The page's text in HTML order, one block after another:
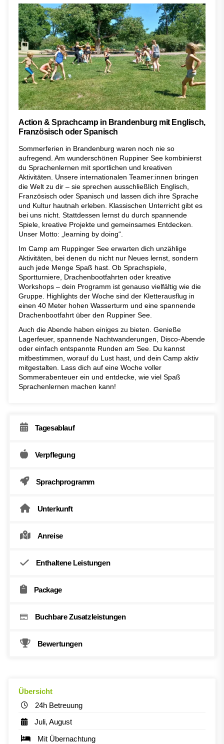
Action & Sprachcamp in Brandenburg mit Englisch,
Französisch oder Spanisch
Sommerferien in Brandenburg waren noch nie so
aufregend. Am wunderschönen Ruppiner See kombinierst
du Sprachenlernen mit sportlichen und kreativen
Aktivitäten. Unsere internationalen Teamer:innen bringen
die Welt zu dir – sie sprechen ausschließlich Englisch,
Französisch oder Spanisch und lassen dich ihre Sprache
und Kultur hautnah erleben. Klassischen Unterricht gibt es
bei uns nicht. Stattdessen lernst du durch spannende
Spiele, kreative Projekte und gemeinsames Entdecken.
Unser Motto: „learning by doing“.
Im Camp am Ruppinger See erwarten dich unzählige
Aktivitäten, bei denen du nicht nur Neues lernst, sondern
auch jede Menge Spaß hast. Ob Sprachspiele,
Sportturniere, Drachenbootfahrten oder kreative
Workshops – dein Programm ist genauso vielfältig wie die
Gruppe. Highlights der Woche sind der Kletterausflug in
einen 40 Meter hohen Wasserturm und eine spannende
Drachenbootfahrt über den Ruppiner See.
Auch die Abende haben einiges zu bieten. Genieße
Lagerfeuer, spannende Nachtwanderungen, Disco-Abende
oder einfach entspannte Runden am See. Du kannst
mitbestimmen, worauf du Lust hast, und dein Camp aktiv
mitgestalten. Lass dich auf eine Woche voller
Sommerabenteuer ein und entdecke, wie viel Spaß
Sprachenlernen machen kann!
Tagesablauf
Verpflegung
Sprachprogramm
Unterkunft
Anreise
Enthaltene Leistungen
Package
Buchbare Zusatzleistungen
Bewertungen
Übersicht
24h Betreuung
Juli, August
Mit Übernachtung